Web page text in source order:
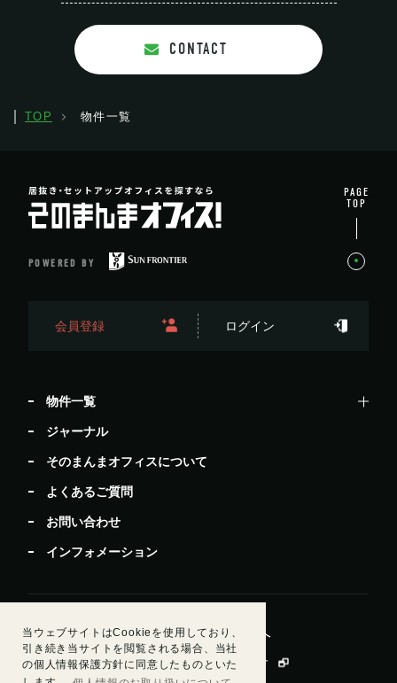
当ウェブサイトはCookieを使用しており、
引き続き当サイトを閲覧される場合、当社
の個人情報保護方針に同意したものといた
CONTACT
TOP 物件一覧
POWERED BY
会員登録 ログイン
物件一覧
ジャーナル
そのまんまオフィスについて
よくあるご質問
お問い合わせ
インフォメーション
居抜きで退去したい方 ビルオーナー・管理会社様へ
運営会社情報 会員規約 個人情報保護方針
PAGE
TOP